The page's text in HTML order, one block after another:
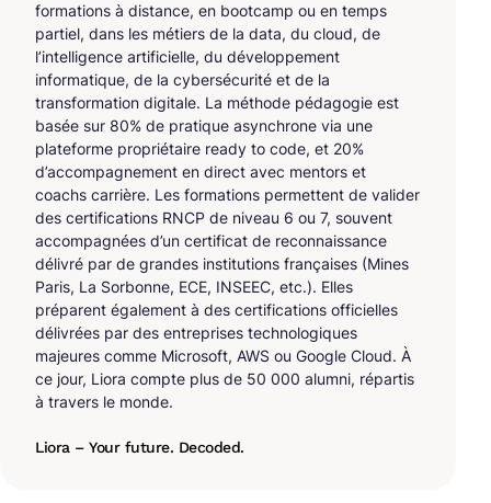
formations à distance, en bootcamp ou en temps
partiel, dans les métiers de la data, du cloud, de
l’intelligence artificielle, du développement
informatique, de la cybersécurité et de la
transformation digitale. La méthode pédagogie est
basée sur 80% de pratique asynchrone via une
plateforme propriétaire ready to code, et 20%
d’accompagnement en direct avec mentors et
coachs carrière. Les formations permettent de valider
des certifications RNCP de niveau 6 ou 7, souvent
accompagnées d’un certificat de reconnaissance
délivré par de grandes institutions françaises (Mines
Paris, La Sorbonne, ECE, INSEEC, etc.). Elles
préparent également à des certifications officielles
délivrées par des entreprises technologiques
majeures comme Microsoft, AWS ou Google Cloud. À
ce jour, Liora compte plus de 50 000 alumni, répartis
à travers le monde.
Liora – Your future. Decoded.